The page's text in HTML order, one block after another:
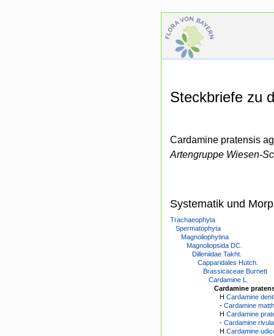
Steckbriefe zu
Cardamine pratensis
Artengruppe Wiesen-
Systematik und
Trachaeophyta
Spermatophyta
Magnoliophytina
Magnoliopsida DC.
Dilleniidae Takht.
Capparidales Hutch.
Brassicaceae Burnett
Cardamine L.
Cardamine
H Cardamine
- Cardamine
H Cardamine
- Cardamine
H Cardamine